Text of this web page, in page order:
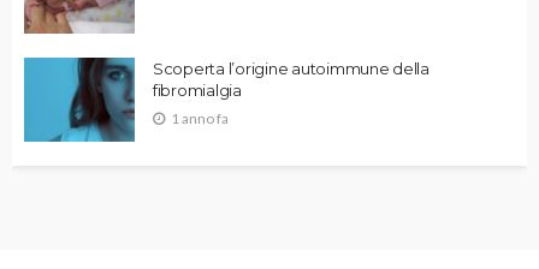
Scoperta l’origine autoimmune della
fibromialgia
1 anno fa